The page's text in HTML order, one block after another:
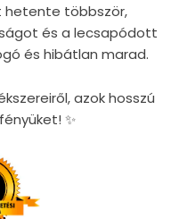
hetente többször,
és a lecsapódott
és hibátlan marad.
azok hosszú
✨